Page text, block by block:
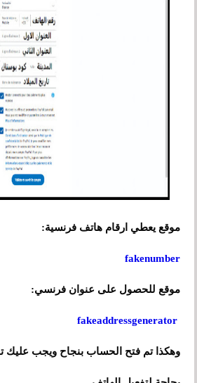
موقع يعطي ارقام هاتف فرنسية:
fakenumber
موقع للحصول على عنوان فرنسي:
fakeaddressgenerator
وهكذا تم فتح الحساب بنجاح ويجب عليك